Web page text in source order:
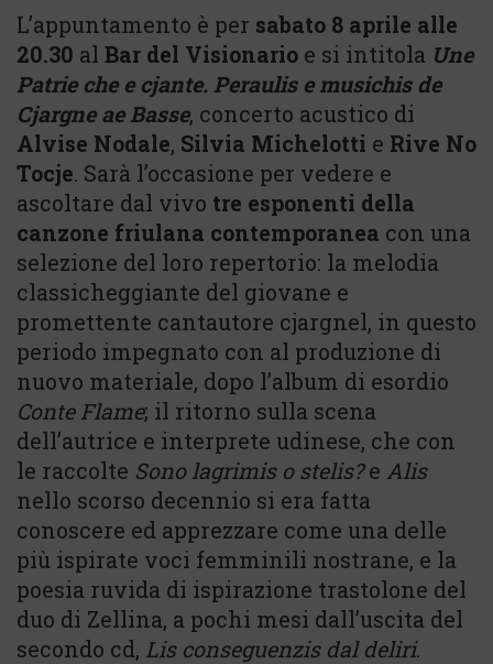
L’appuntamento è per sabato 8 aprile alle
20.30 al Bar del Visionario e si intitola Une
Patrie che e cjante. Peraulis e musichis de
Cjargne ae Basse, concerto acustico di
Alvise Nodale, Silvia Michelotti e Rive No
Tocje. Sarà l’occasione per vedere e
ascoltare dal vivo tre esponenti della
canzone friulana contemporanea con una
selezione del loro repertorio: la melodia
classicheggiante del giovane e
promettente cantautore cjargnel, in questo
periodo impegnato con al produzione di
nuovo materiale, dopo l’album di esordio
Conte Flame; il ritorno sulla scena
dell’autrice e interprete udinese, che con
le raccolte Sono lagrimis o stelis?e Alis
nello scorso decennio si era fatta
conoscere ed apprezzare come una delle
più ispirate voci femminili nostrane, e la
poesia ruvida di ispirazione trastolone del
duo di Zellina, a pochi mesi dall’uscita del
secondo cd, Lis conseguenzis dal deliri.